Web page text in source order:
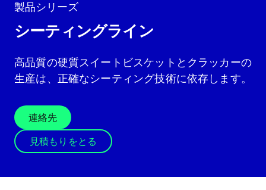
製品シリーズ
シーティングライン
高品質の硬質スイートビスケットとクラッカーの
生産は、正確なシーティング技術に依存します。
連絡先
見積もりをとる